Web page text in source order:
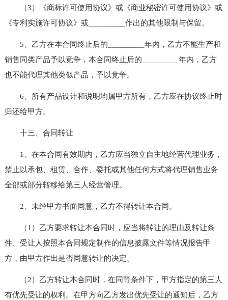
（3）《商标许可使用协议》或《商业秘密许可使用协议》或
《专利实施许可协议》或_________作出的其他限制与保留。
5、乙方在本合同终止后的_________年内，乙方不能生产和
销售同类产品予以竞争，本合同终止后的_________年内，乙方
也不能代理其他类似产品，予以竞争。
6、所有产品设计和说明均属甲方所有，乙方应在协议终止时
归还给甲方。
十三、合同转让
1、在本合同有效期内，乙方应当独立自主地经营代理业务，
禁止以承包、租赁、合作、委托或其他任何方式将代理销售业务
全部或部分转移给第三人经营管理。
2、未经甲方书面同意，乙方不得转让本合同。
（1）乙方要求转让本合同时，应当将转让的理由及转让条
件、受让人按照本合同规定制作的信息披露文件等情况报告甲
方，由甲方作出是否同意转让的决定。
（2）乙方转让本合同时，在同等条件下，甲方指定的第三人
有优先受让的权利。在甲方向乙方发出优先受让的通知后，乙方